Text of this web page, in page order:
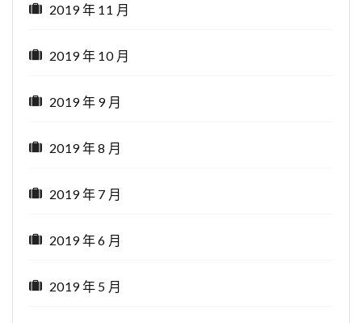
2019 年 11 月
2019 年 10 月
2019 年 9 月
2019 年 8 月
2019 年 7 月
2019 年 6 月
2019 年 5 月